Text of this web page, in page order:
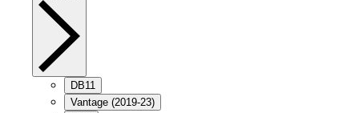
DB11
Vantage (2019-23)